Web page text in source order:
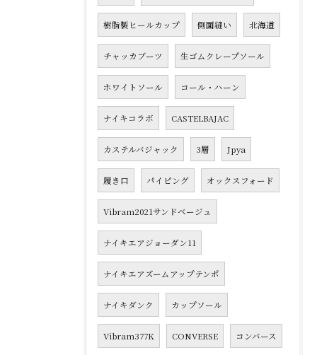
樹脂製ヒールカップ 側面縫い 北海道
チャッカブーツ 生ゴムクレープソール
ホワイトソール コール・ハーン
ナイキコラボ CASTELBAJAC
カステルバジャック 3層 Jpya
履き口 パイピング オックスフォード
Vibram2021サンドベージュ
ナイキエアジョーダン11
ナイキエアズームアップテンポ
ナイキダンク カップソール
Vibram377K CONVERSE コンバース